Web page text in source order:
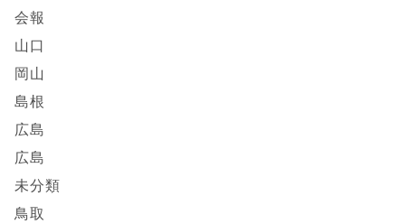
会報
山口
岡山
島根
広島
広島
未分類
鳥取